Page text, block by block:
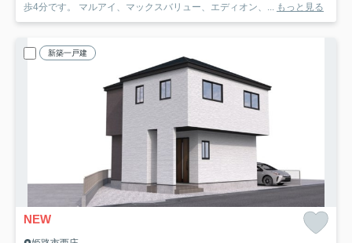
歩4分です。 マルアイ、マックスバリュー、エディオン、... もっと見る
新築一戸建
NEW